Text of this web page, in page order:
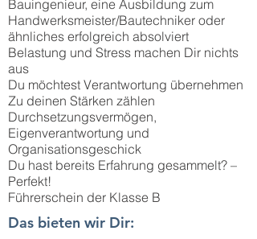
Bauingenieur, eine Ausbildung zum
Handwerksmeister/Bautechniker oder
ähnliches erfolgreich absolviert
Belastung und Stress machen Dir nichts
aus
Du möchtest Verantwortung übernehmen
Zu deinen Stärken zählen
Durchsetzungsvermögen,
Eigenverantwortung und
Organisationsgeschick
Du hast bereits Erfahrung gesammelt? –
Perfekt!
Führerschein der Klasse B
Das bieten wir Dir: